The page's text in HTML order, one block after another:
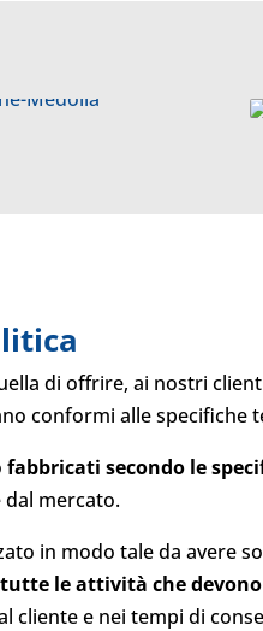
di offrire, ai nostri
conformi alle specifiche
fabbricati secondo le
mercato.
in modo tale da avere
le attività che devono
cliente e nei tempi di